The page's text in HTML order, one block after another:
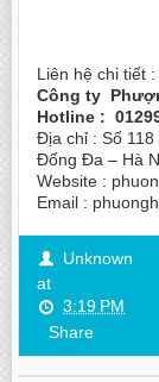
Liên hệ chi tiết :
Công ty
Hotline :
Địa chỉ : Số
Đống Đa – Hà
Website :
Email :
Unknown
at
3:19 PM
Share